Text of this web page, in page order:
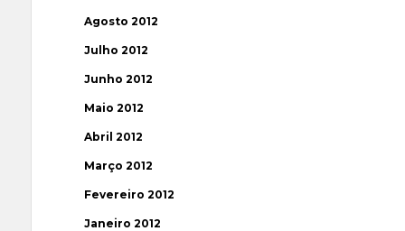
Agosto 2012
Julho 2012
Junho 2012
Maio 2012
Abril 2012
Março 2012
Fevereiro 2012
Janeiro 2012